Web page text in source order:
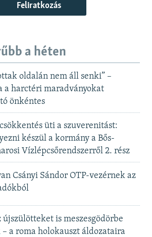
Feliratkozás
a héten
oldalán nem áll senki” –
a harctéri maradványokat
önkéntes
üti a szuverenitást:
készül a kormány a Bős-
Vízlépcsőrendszerről 2. rész
Csányi Sándor OTP-vezérnek az
újszülötteket is meszesgödörbe
a roma holokauszt áldozataira